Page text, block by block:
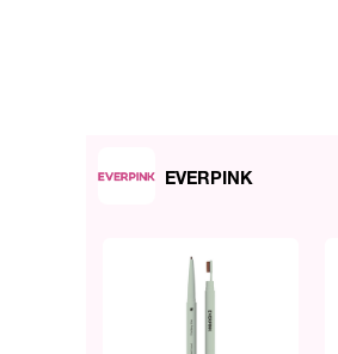
EVERPINK